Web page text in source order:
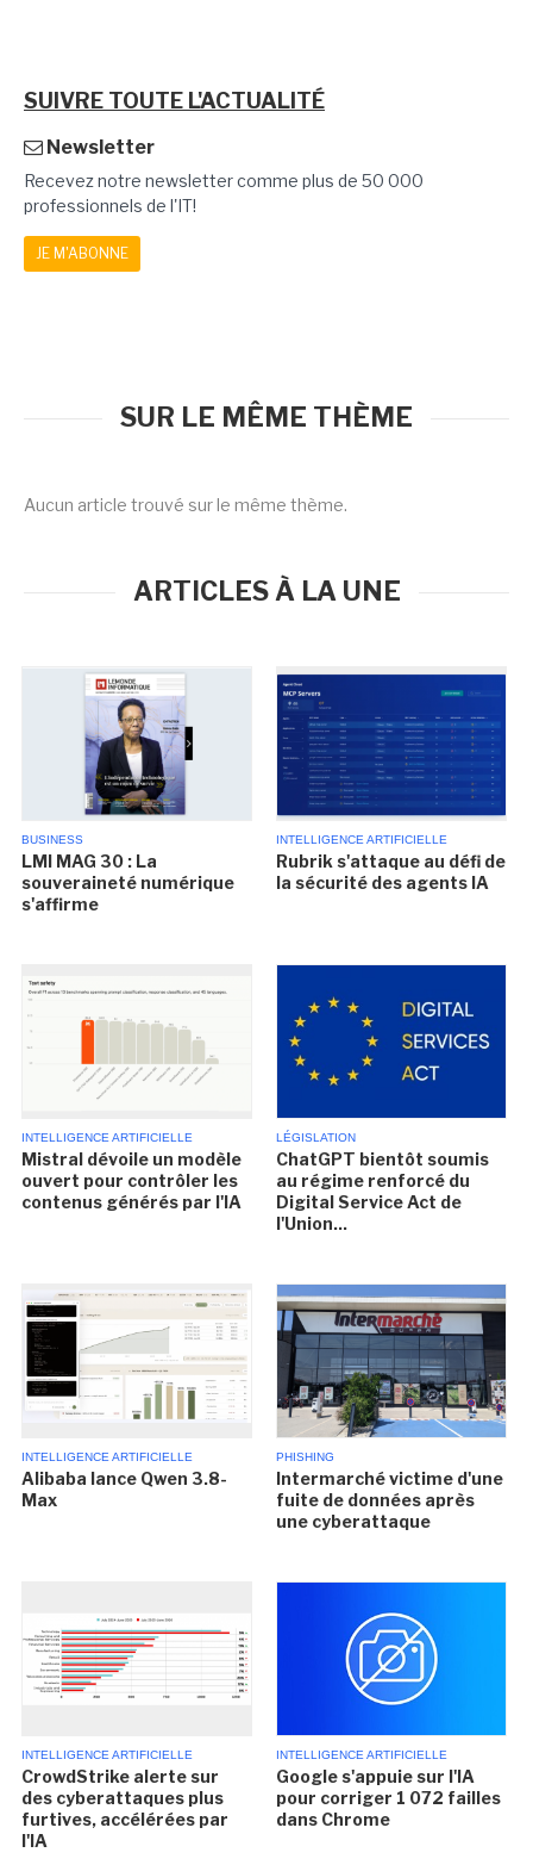
SUIVRE TOUTE L'ACTUALITÉ
Newsletter
Recevez notre newsletter comme plus de 50 000
professionnels de l'IT!
JE M'ABONNE
SUR LE MÊME THÈME
Aucun article trouvé sur le même thème.
ARTICLES À LA UNE
BUSINESS
LMI MAG 30 : La
souveraineté numérique
s'affirme
INTELLIGENCE ARTIFICIELLE
Rubrik s'attaque au défi de
la sécurité des agents IA
INTELLIGENCE ARTIFICIELLE
Mistral dévoile un modèle
ouvert pour contrôler les
contenus générés par l'IA
LÉGISLATION
ChatGPT bientôt soumis
au régime renforcé du
Digital Service Act de
l'Union...
INTELLIGENCE ARTIFICIELLE
Alibaba lance Qwen 3.8-
Max
PHISHING
Intermarché victime d'une
fuite de données après
une cyberattaque
INTELLIGENCE ARTIFICIELLE
CrowdStrike alerte sur
des cyberattaques plus
furtives, accélérées par
l'IA
INTELLIGENCE ARTIFICIELLE
Google s'appuie sur l'IA
pour corriger 1 072 failles
dans Chrome